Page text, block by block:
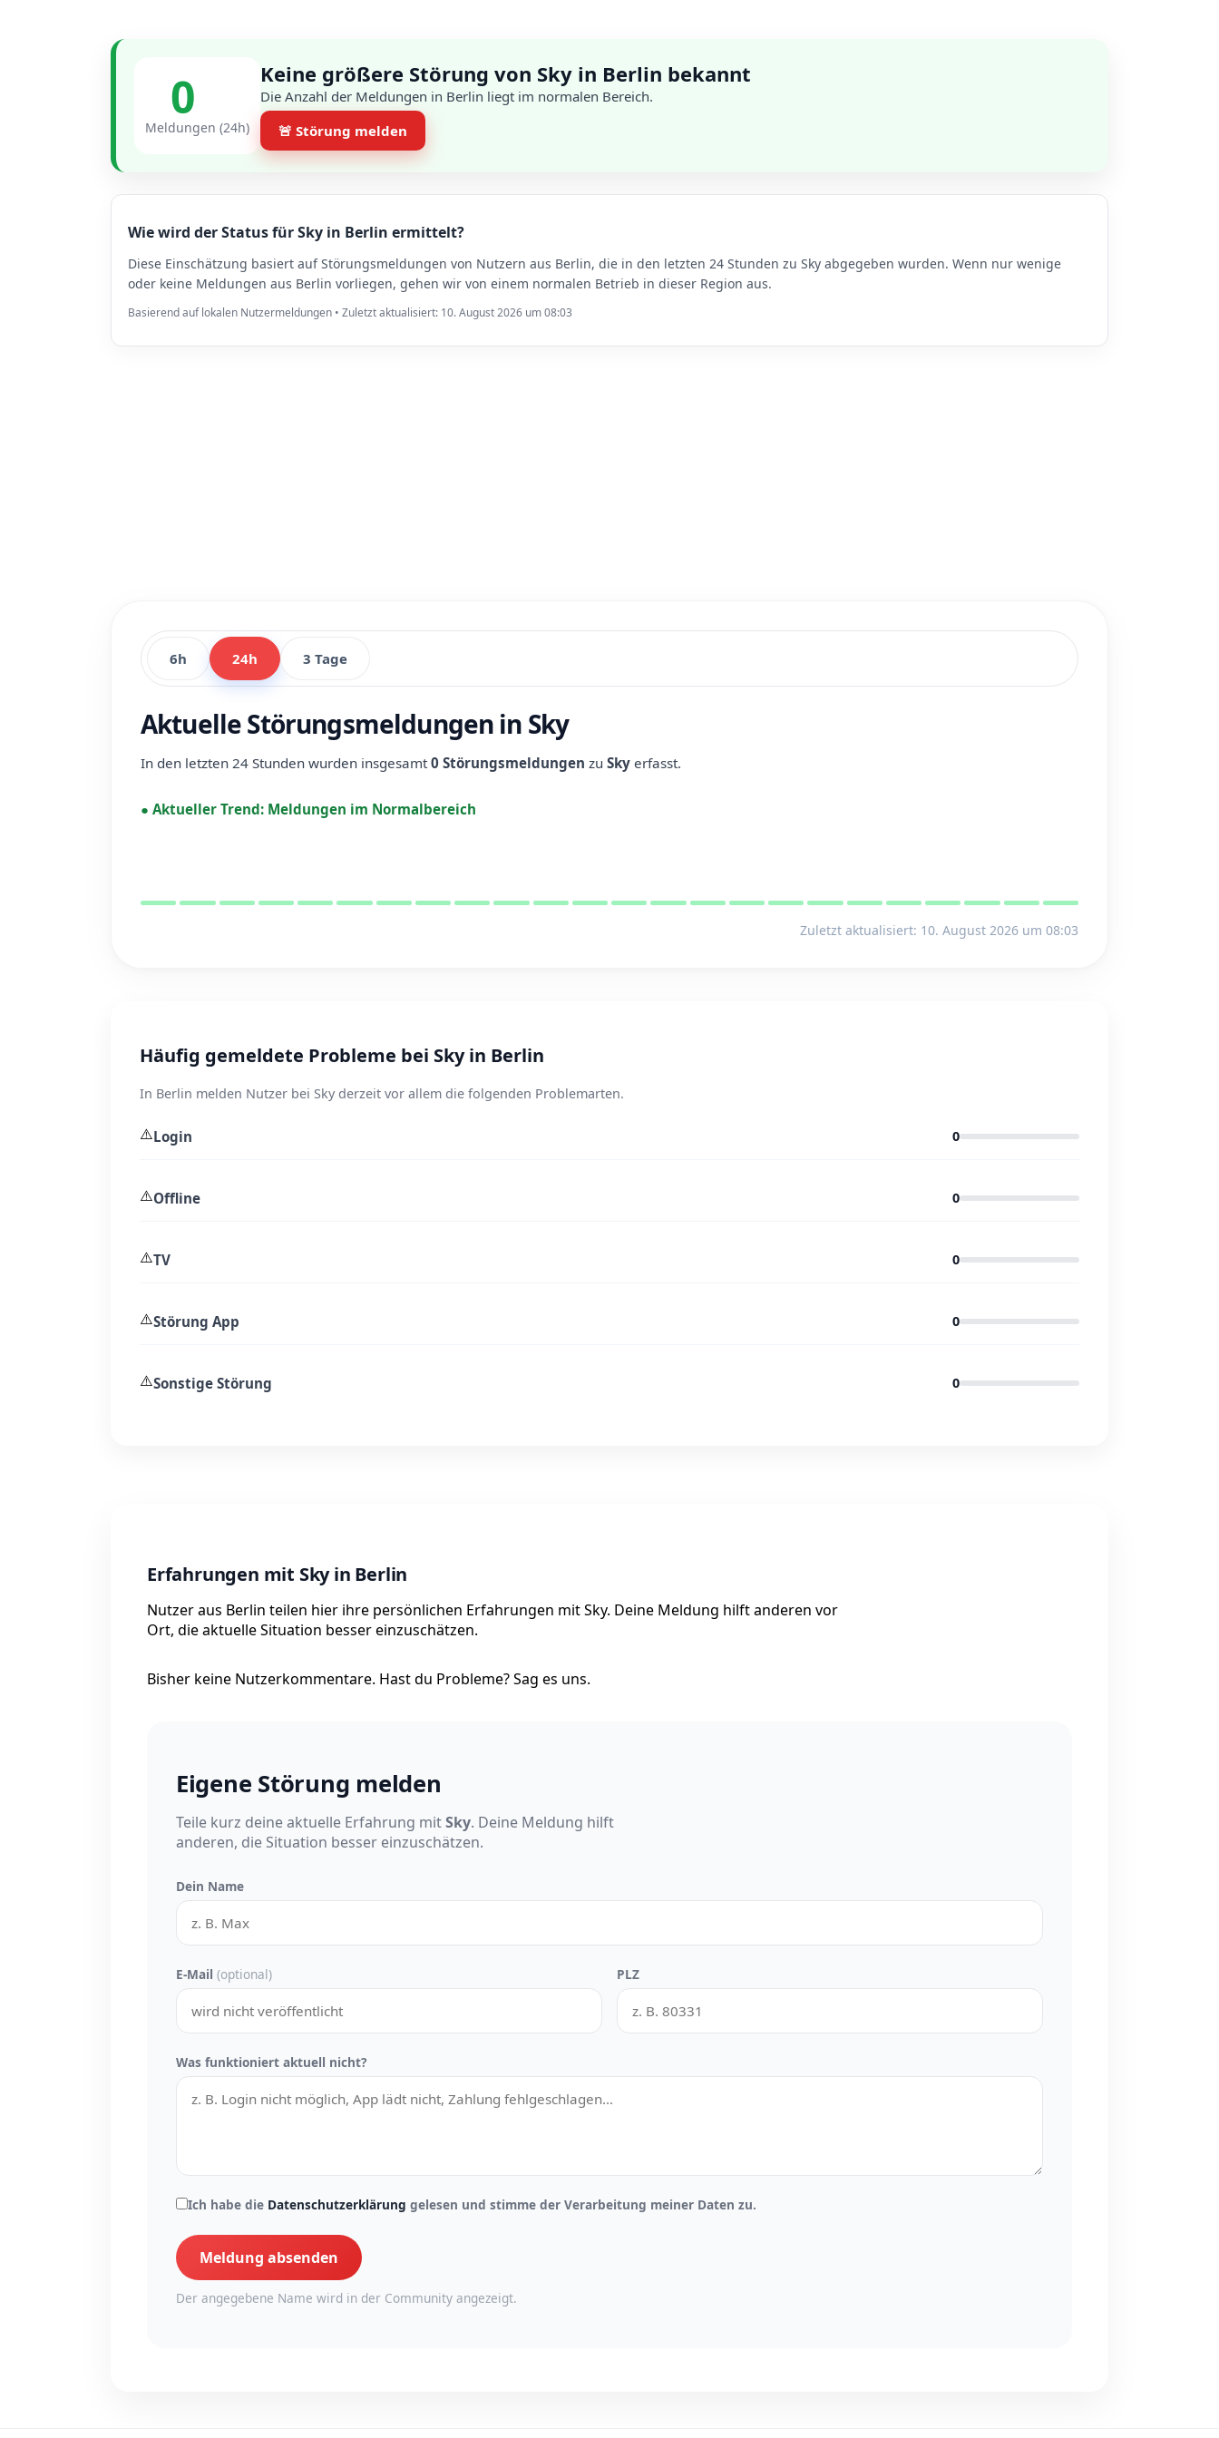
0
Meldungen (24h)
Keine größere Störung von Sky in Berlin bekannt
Die Anzahl der Meldungen in Berlin liegt im normalen Bereich.
🚨 Störung melden
Wie wird der Status für Sky in Berlin ermittelt?
Diese Einschätzung basiert auf Störungsmeldungen von Nutzern aus Berlin, die in den letzten 24 Stunden zu Sky abgegeben wurden. Wenn nur wenige
oder keine Meldungen aus Berlin vorliegen, gehen wir von einem normalen Betrieb in dieser Region aus.
Basierend auf lokalen Nutzermeldungen • Zuletzt aktualisiert: 10. August 2026 um 08:03
6h 24h 3 Tage
Aktuelle Störungsmeldungen in Sky
In den letzten 24 Stunden wurden insgesamt0 Störungsmeldungen zu Sky erfasst.
● Aktueller Trend: Meldungen im Normalbereich
Zuletzt aktualisiert: 10. August 2026 um 08:03
Häufig gemeldete Probleme bei Sky in Berlin
In Berlin melden Nutzer bei Sky derzeit vor allem die folgenden Problemarten.
⚠️Login 0
⚠️Offline 0
⚠️TV 0
⚠️Störung App 0
⚠️Sonstige Störung 0
Erfahrungen mit Sky in Berlin
Nutzer aus Berlin teilen hier ihre persönlichen Erfahrungen mit Sky. Deine Meldung hilft anderen vor
Ort, die aktuelle Situation besser einzuschätzen.
Bisher keine Nutzerkommentare. Hast du Probleme? Sag es uns.
Eigene Störung melden
Teile kurz deine aktuelle Erfahrung mitSky. Deine Meldung hilft
anderen, die Situation besser einzuschätzen.
Dein Name
E-Mail (optional) PLZ
Was funktioniert aktuell nicht?
Ich habe die Datenschutzerklärung gelesen und stimme der Verarbeitung meiner Daten zu.
Meldung absenden
Der angegebene Name wird in der Community angezeigt.